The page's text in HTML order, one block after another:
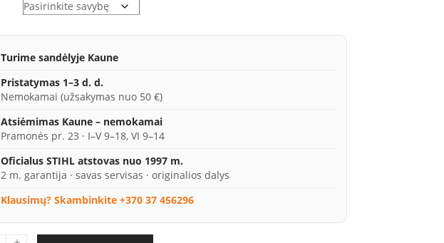
Turime sandėlyje Kaune
Pristatymas 1–3 d. d.
Nemokamai (užsakymas nuo 50 €)
Atsiėmimas Kaune – nemokamai
Pramonės pr. 23 · I–V 9–18, VI 9–14
Oficialus STIHL atstovas nuo 1997 m.
2 m. garantija · savas servisas · originalios dalys
Klausimų? Skambinkite +370 37 456296